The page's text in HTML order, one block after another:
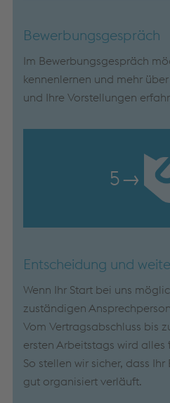
Bewerbungsgespräch
Im Bewerbungsgespräch
kennenlernen und mehr
und Ihre Vorstellungen
5→
Entscheidung und
Wenn Ihr Start bei uns
zuständigen
Vom Vertragsabschluss bis
ersten Arbeitstags wird
So stellen wir sicher, dass
gut organisiert verläuft.